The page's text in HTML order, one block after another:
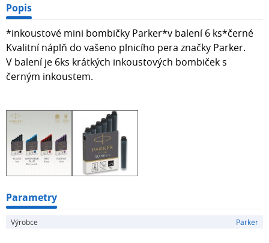
Popis
*inkoustové mini bombičky Parker*v balení 6 ks*černé
Kvalitní náplň do vašeno plnicího pera značky Parker.
V balení je 6ks krátkých inkoustových bombiček s
černým inkoustem.
Parametry
Výrobce Parker